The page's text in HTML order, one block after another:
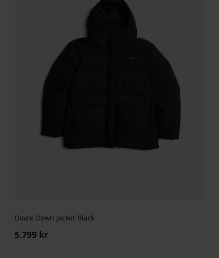
Dovre Down Jacket Black
5.799 kr